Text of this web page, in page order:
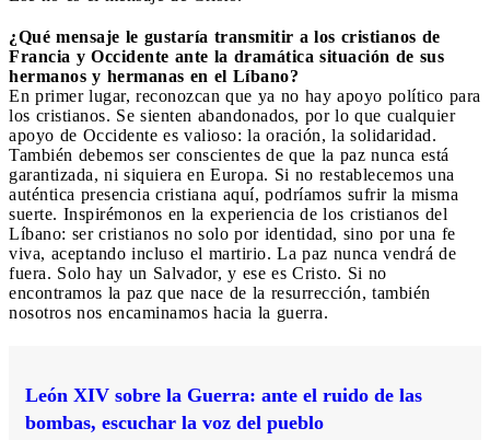
¿Qué mensaje le gustaría transmitir a los cristianos de
Francia y Occidente ante la dramática situación de sus
hermanos y hermanas en el Líbano?
En primer lugar, reconozcan que ya no hay apoyo político para
los cristianos. Se sienten abandonados, por lo que cualquier
apoyo de Occidente es valioso: la oración, la solidaridad.
También debemos ser conscientes de que la paz nunca está
garantizada, ni siquiera en Europa. Si no restablecemos una
auténtica presencia cristiana aquí, podríamos sufrir la misma
suerte. Inspirémonos en la experiencia de los cristianos del
Líbano: ser cristianos no solo por identidad, sino por una fe
viva, aceptando incluso el martirio. La paz nunca vendrá de
fuera. Solo hay un Salvador, y ese es Cristo. Si no
encontramos la paz que nace de la resurrección, también
nosotros nos encaminamos hacia la guerra.
León XIV sobre la Guerra: ante el ruido de las
bombas, escuchar la voz del pueblo